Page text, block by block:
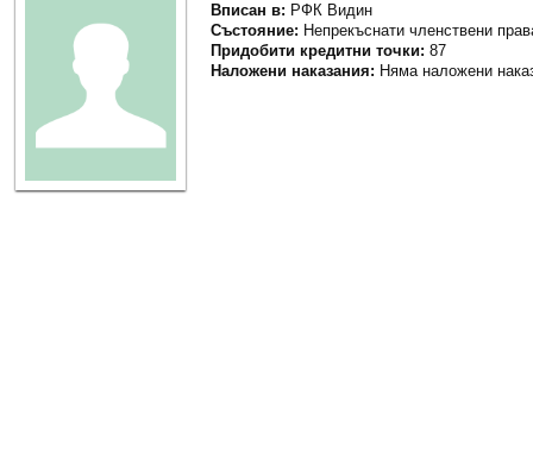
Вписан в: РФК Видин
Състояние: Непрекъснати членствени
Придобити кредитни точки: 87
Наложени наказания: Няма наложени